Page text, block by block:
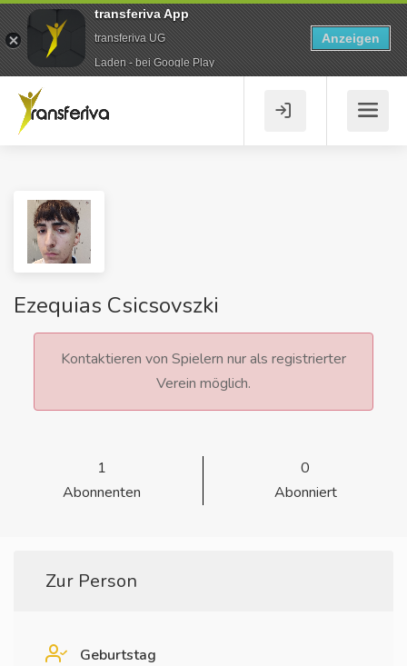
Ezequias Csicsovszki
Kontaktieren von Spielern nur als registrierter
Verein möglich.
1
Abonnenten
0
Abonniert
Zur Person
Geburtstag
transferiva App
transferiva UG
Laden - bei Google Play
Anzeigen